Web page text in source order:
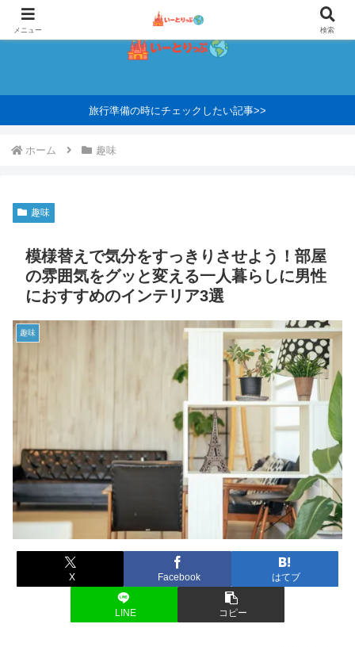
旅行準備の時にチェックしたい記事>>
ホーム 趣味
趣味
模様替えで気分をすっきりさせよう！部屋
の雰囲気をグッと変える一人暮らしに男性
におすすめのインテリア3選
趣味
X Facebook はてブ
LINE コピー
メニュー 検索